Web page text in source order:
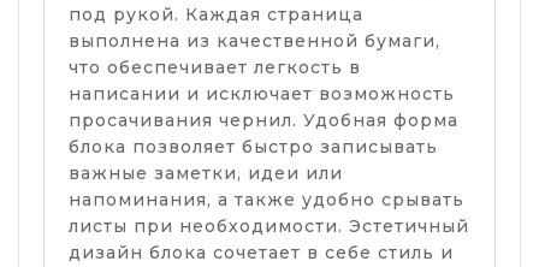
под рукой. Каждая страница
выполнена из качественной бумаги,
что обеспечивает легкость в
написании и исключает возможность
просачивания чернил. Удобная форма
блока позволяет быстро записывать
важные заметки, идеи или
напоминания, а также удобно срывать
листы при необходимости. Эстетичный
дизайн блока сочетает в себе стиль и